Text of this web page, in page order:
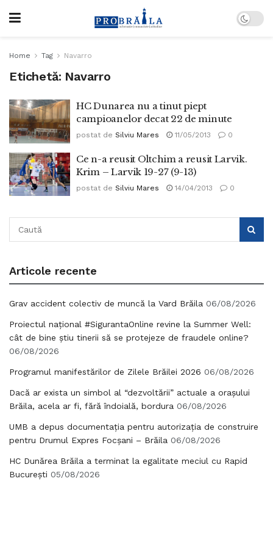
Home Tag Navarro
Etichetă: Navarro
HC Dunarea nu a tinut piept
campioanelor decat 22 de minute
postat de Silviu Mares 11/05/2013 0
Ce n-a reusit Oltchim a reusit Larvik.
Krim – Larvik 19-27 (9-13)
postat de Silviu Mares 14/04/2013 0
Articole recente
Grav accident colectiv de muncă la Vard Brăila 06/08/2026
Proiectul național #SigurantaOnline revine la Summer Well:
cât de bine știu tinerii să se protejeze de fraudele online?
06/08/2026
Programul manifestărilor de Zilele Brăilei 2026 06/08/2026
Dacă ar exista un simbol al “dezvoltării” actuale a orașului
Brăila, acela ar fi, fără îndoială, bordura 06/08/2026
UMB a depus documentația pentru autorizația de construire
pentru Drumul Expres Focșani – Brăila 06/08/2026
HC Dunărea Brăila a terminat la egalitate meciul cu Rapid
București 05/08/2026